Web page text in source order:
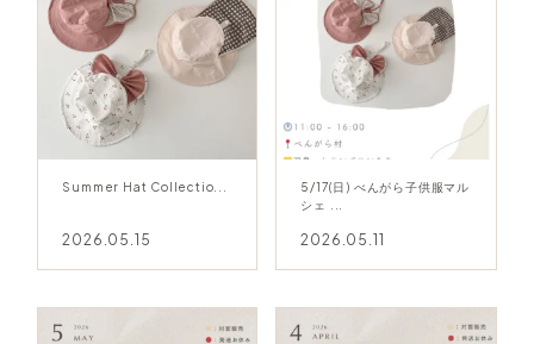
Summer Hat Collectio...
2026.05.15
5/17(日) べんがら子供服マル
シェ ...
2026.05.11